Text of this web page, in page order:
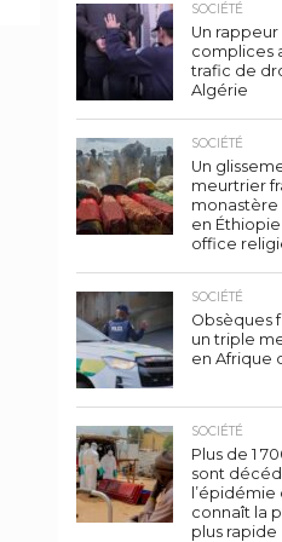
SOCIÉTÉ
Un rappeur
complices
trafic de
Algérie
SOCIÉTÉ
Un
meurtrier
en
office
SOCIÉTÉ
Obsèques
un triple
en Afrique
SOCIÉTÉ
Plus de 1
sont
l’épidémie
connaît la
plus rapide